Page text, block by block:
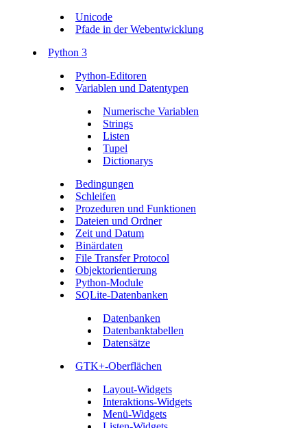
Unicode
Pfade in der Webentwicklung
Python 3
Python-Editoren
Variablen und Datentypen
Numerische Variablen
Strings
Listen
Tupel
Dictionarys
Bedingungen
Schleifen
Prozeduren und Funktionen
Dateien und Ordner
Zeit und Datum
Binärdaten
File Transfer Protocol
Objektorientierung
Python-Module
SQLite-Datenbanken
Datenbanken
Datenbanktabellen
Datensätze
GTK+-Oberflächen
Layout-Widgets
Interaktions-Widgets
Menü-Widgets